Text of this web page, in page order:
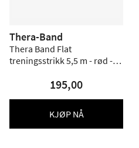
Thera-Band
Thera Band Flat
treningsstrikk 5,5 m - rød -
195,00
KJØP NÅ